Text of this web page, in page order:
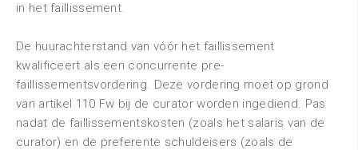
in het faillissement.
De huurachterstand van vóór het faillissement
kwalificeert als een concurrente pre-
faillissementsvordering. Deze vordering moet op grond
van artikel 110 Fw bij de curator worden ingediend. Pas
nadat de faillissementskosten (zoals het salaris van de
curator) en de preferente schuldeisers (zoals de